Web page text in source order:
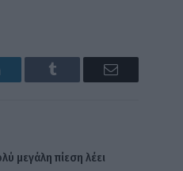
Tumblr Email
μεγάλη πίεση λέει